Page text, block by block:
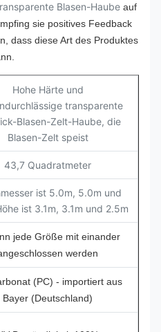
Blasen-Haube auf
sie positives Feedback
dass diese Art des Produktes
Hohe Härte und
transparente
Blasen-Zelt-Haube, die
Blasen-Zelt speist
43,7 Quadratmeter
ist 5.0m, 5.0m und
ist 3.1m, 3.1m und 2.5m
jede Größe mit einander
werden
(PC) - importiert aus
Bayer (Deutschland)